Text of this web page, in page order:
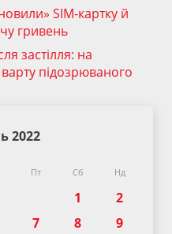
SIM-картку й
гривень
застілля: на
підозрюваного
2022
Пт Сб Нд
1
2
7 8
9